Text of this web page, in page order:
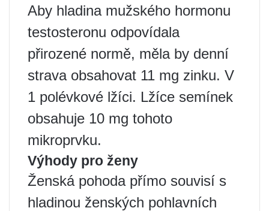
Aby hladina mužského hormonu
testosteronu odpovídala
přirozené normě, měla by denní
strava obsahovat 11 mg zinku. V
1 polévkové lžíci. Lžíce semínek
obsahuje 10 mg tohoto
mikroprvku.
Výhody pro ženy
Ženská pohoda přímo souvisí s
hladinou ženských pohlavních